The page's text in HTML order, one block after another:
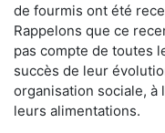
de fourmis ont été
Rappelons que ce
pas compte de toutes
succès de leur
organisation sociale,
leurs alimentations.